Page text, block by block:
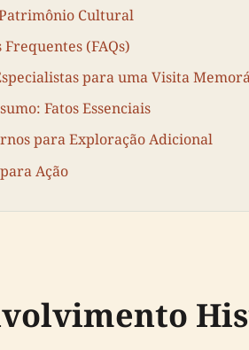
Cultural
(FAQs)
para uma Visita
Fatos Essenciais
para Exploração Adicional
Ação